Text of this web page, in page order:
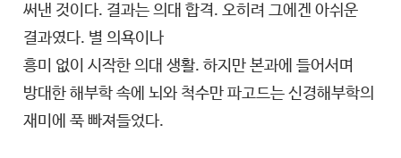
써낸 것이다. 결과는 의대 합격. 오히려 그에겐 아쉬운
결과였다. 별 의욕이나
흥미 없이 시작한 의대 생활. 하지만 본과에 들어서며
방대한 해부학 속에 뇌와 척수만 파고드는 신경해부학의
재미에 푹 빠져들었다.